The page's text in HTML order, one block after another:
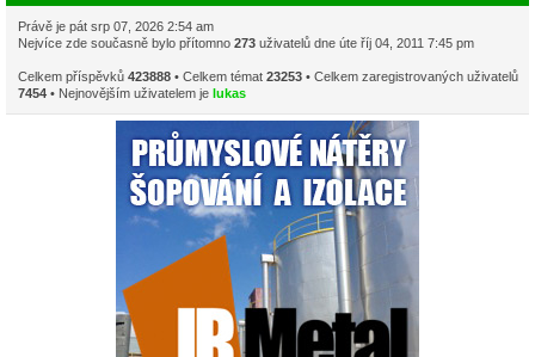
Právě je pát srp 07, 2026 2:54 am
Nejvíce zde současně bylo přítomno 273 uživatelů dne úte říj 04, 2011 7:45 pm
Celkem příspěvků 423888 • Celkem témat 23253 • Celkem zaregistrovaných uživatelů
7454 • Nejnovějším uživatelem je lukas